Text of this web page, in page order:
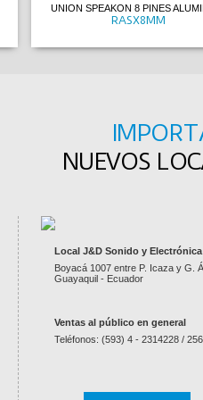
UNION SPEAKON 8 PINES
RASX8MM
NUEVOS
Local J&D Sonido y Electrónica
Boyacá 1007 entre P. Icaza y G.
Guayaquil - Ecuador
Ventas al público en general
Teléfonos: (593) 4 - 2314228 /